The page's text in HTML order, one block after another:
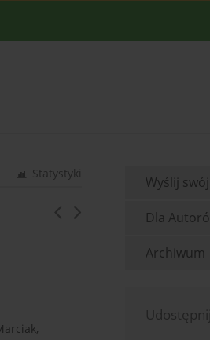
Statystyki
,
Wyślij
Dla
Archiwum
Udostępnij